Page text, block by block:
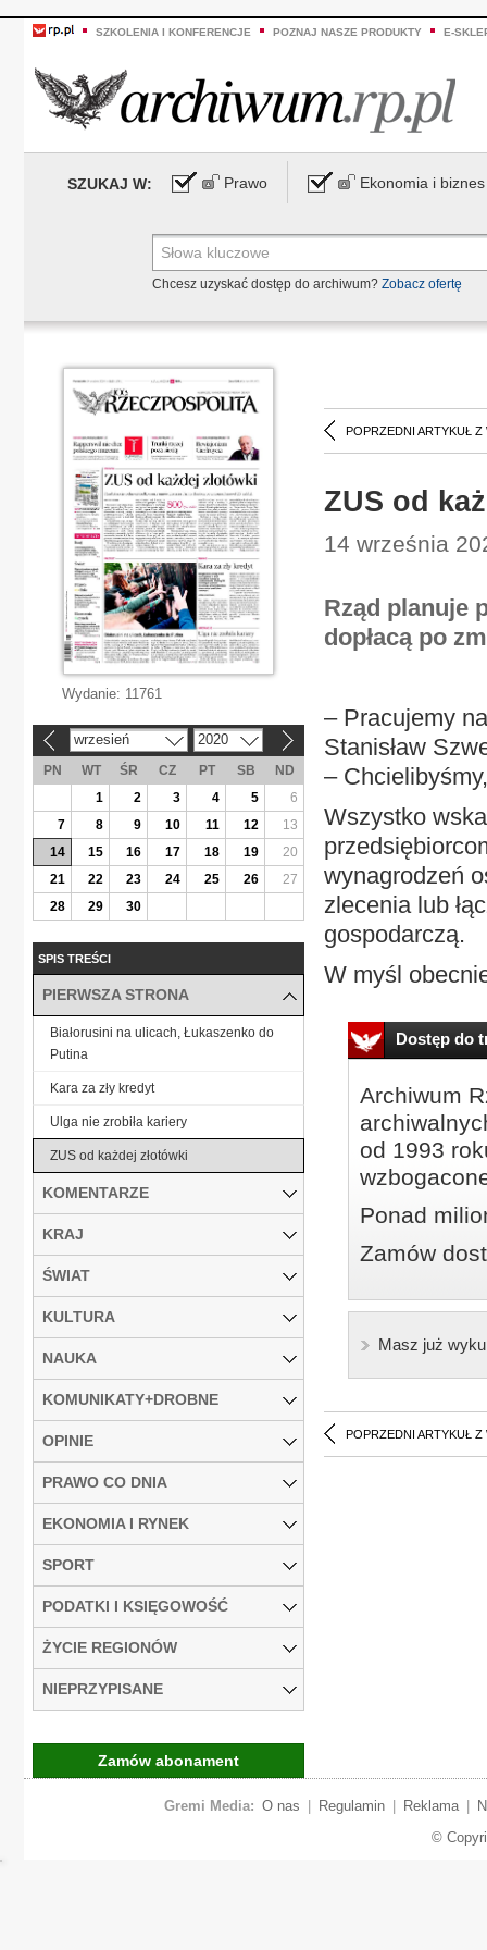
SZKOLENIA I KONFERENCJE POZNAJ NASZE PRODUKTY E-
SZUKAJ W: Prawo Ekonomia i biznes
Chcesz uzyskać dostęp do archiwum? Zobacz ofertę
POPRZEDNI ARTYKUŁ Z
ZUS od
14 września
Rząd planuje
dopłacą po
– Pracujemy
Stanisław
–
Wszystko
wynagrodzeń
zlecenia lub
gospodarczą.
W myśl
Dostęp do
Archiwum
od 1993
Ponad
Zamów
Masz już
POPRZEDNI ARTYKUŁ Z
Wydanie: 11761
wrzesień 2020
PN WT ŚR CZ PT SB
ND
1
2 3 4 5
6
7
8 9 10 11 12
13
14
15 16 17 18 19
20
21
22 23 24 25 26
27
28
29 30
SPIS TREŚCI
PIERWSZA STRONA
Białorusini na ulicach, Łukaszenko do
Putina
Kara za zły kredyt
Ulga nie zrobiła kariery
ZUS od każdej złotówki
KOMENTARZE
KRAJ
ŚWIAT
KULTURA
NAUKA
KOMUNIKATY+DROBNE
OPINIE
PRAWO CO DNIA
EKONOMIA I RYNEK
SPORT
PODATKI I KSIĘGOWOŚĆ
ŻYCIE REGIONÓW
NIEPRZYPISANE
Zamów abonament
Gremi Media: O nas Regulamin Reklama
©